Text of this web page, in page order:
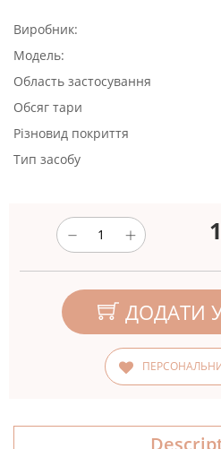
Виробник:
Модель:
Область застосування
Обсяг тари
Різновид покриття
Тип засобу
ДОДАТИ